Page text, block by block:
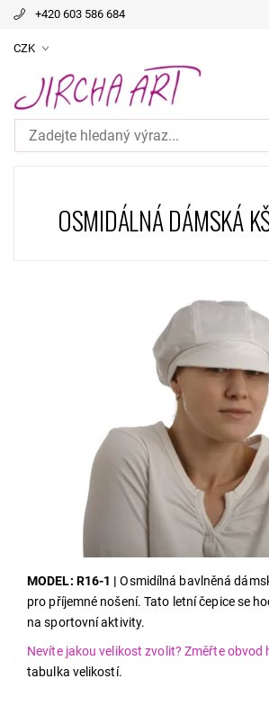
+420 603 586 684
CZK
OSMIDÁLNÁ DÁMSKÁ
MODEL: R16-1 | Osmidílná bavlněná
pro příjemné nošení. Tato letní čepice se
na sportovní aktivity.
Nevíte jakou velikost zvolit? Změřte obvod
tabulka velikostí.